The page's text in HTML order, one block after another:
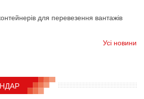
для перевезення вантажів
Усі новини